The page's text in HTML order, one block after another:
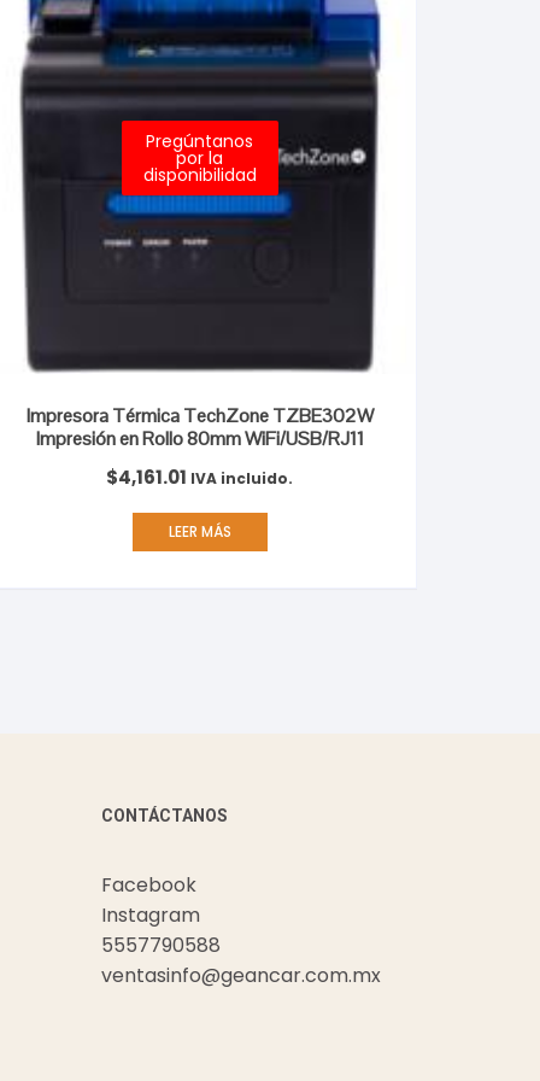
Pregúntanos
por la
disponibilidad
Impresora Térmica TechZone TZBE302W
Impresión en Rollo 80mm WiFi/USB/RJ11
$4,161.01 IVA incluido.
LEER MÁS
CONTÁCTANOS
Facebook
Instagram
5557790588
ventasinfo@geancar.com.mx